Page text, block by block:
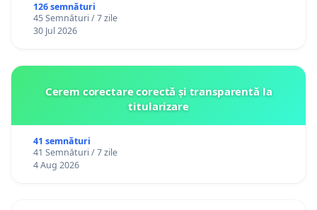
126 semnături
45 Semnături / 7 zile
30 Jul 2026
Cerem corectare corectă și transparentă la
titularizare
41 semnături
41 Semnături / 7 zile
4 Aug 2026